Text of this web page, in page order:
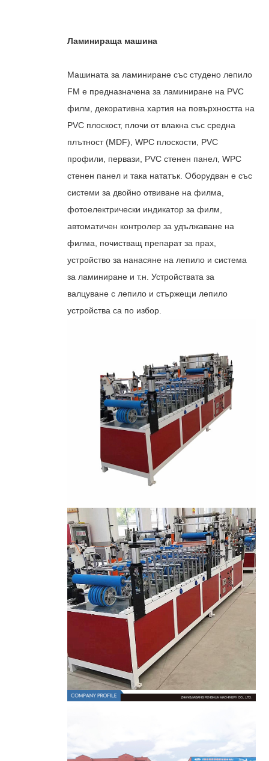
Ламинираща машина
Машината за ламиниране със студено лепило
FM е предназначена за ламиниране на PVC
филм, декоративна хартия на повърхността на
PVC плоскост, плочи от влакна със средна
плътност (MDF), WPC плоскости, PVC
профили, первази, PVC стенен панел, WPC
стенен панел и така нататък. Оборудван е със
системи за двойно отвиване на филма,
фотоелектрически индикатор за филм,
автоматичен контролер за удължаване на
филма, почистващ препарат за прах,
устройство за нанасяне на лепило и система
за ламиниране и т.н. Устройствата за
валцуване с лепило и стържещи лепило
устройства са по избор.